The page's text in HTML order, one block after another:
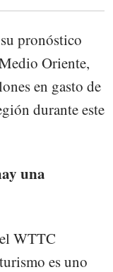
pronóstico
Oriente,
en gasto de
durante este
una
WTTC
es uno